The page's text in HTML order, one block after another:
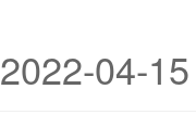
2022-04-